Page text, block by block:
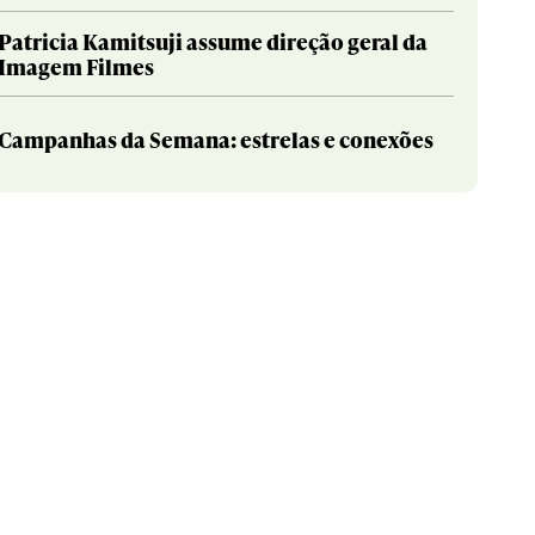
Kamitsuji assume direção geral da
Filmes
da Semana: estrelas e conexões